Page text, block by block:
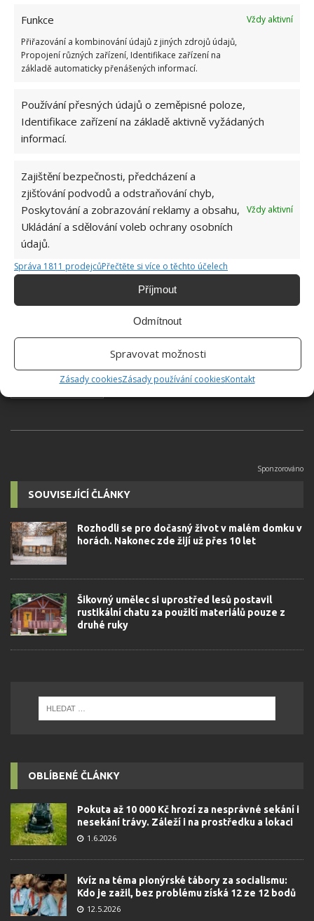
Funkce
Vždy aktivní
Přiřazování a kombinování údajů z jiných zdrojů údajů,
Propojení různých zařízení, Identifikace zařízení na
základě automaticky přenášených informací.
Používání přesných údajů o zeměpisné poloze,
Identifikace zařízení na základě aktivně vyžádaných
informací.
Zajištění bezpečnosti, předcházení a
zjišťování podvodů a odstraňování chyb,
Poskytování a zobrazování reklamy a obsahu,
Ukládání a sdělování voleb ochrany osobních
údajů.
Vždy aktivní
Správa 1811 prodejcůPřečtěte si více o těchto účelech
Příjmout
Odmítnout
Spravovat možnosti
Zásady cookiesZásady používání cookiesKontakt
Jiří Kolář
Absolvent České zemědělské
univerzity, který je již od malička
možné najít v j...[Více o autorovi]
SOUVISEJÍCÍ ČLÁNKY
Rozhodli se pro dočasný život v malém domku v
horách. Nakonec zde žijí už přes 10 let
Šikovný umělec si uprostřed lesů postavil
rustikální chatu za použití materiálů pouze z
druhé ruky
OBLÍBENÉ ČLÁNKY
Pokuta až 10 000 Kč hrozí za nesprávné sekání i
nesekání trávy. Záleží i na prostředku a lokaci
1.6.2026
Kvíz na téma pionýrské tábory za socialismu:
Kdo je zažil, bez problému získá 12 ze 12 bodů
12.5.2026